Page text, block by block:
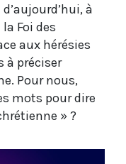
à
Foi des
aux hérésies
à préciser
Pour nous,
mots pour dire
» ?